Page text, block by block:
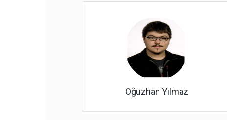
Oğuzhan Yılmaz